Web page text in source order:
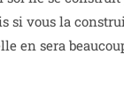
si vous la
en sera